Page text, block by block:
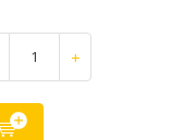
+